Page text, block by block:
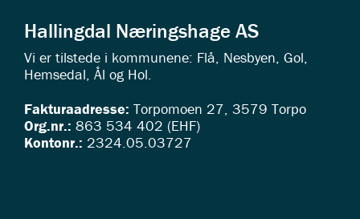
Hallingdal Næringshage AS
Vi er tilstede i kommunene: Flå, Nesbyen, Gol,
Hemsedal, Ål og Hol.
Fakturaadresse: Torpomoen 27, 3579 Torpo
Org.nr.: 863 534 402 (EHF)
Kontonr.: 2324.05.03727